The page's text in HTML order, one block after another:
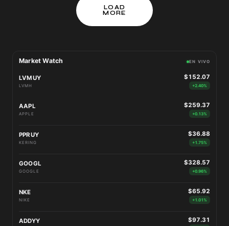
LOAD
MORE
Market Watch EN VIVO
LVMUY
LVMH
$152.07
+2.40%
AAPL
APPLE
$259.37
+0.13%
PPRUY
KERING
$36.88
+1.75%
GOOGL
GOOGLE
$328.57
+0.96%
NKE
NIKE
$65.92
+1.01%
ADDYY $97.31